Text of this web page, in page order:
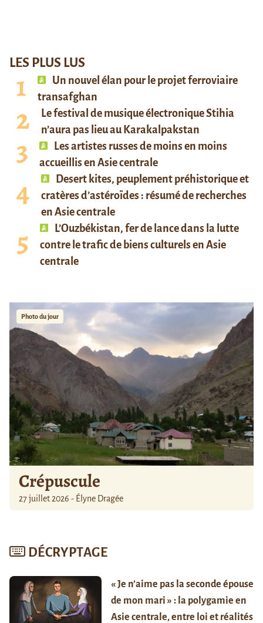
LES PLUS LUS
Un nouvel élan pour le projet ferroviaire
transafghan
Le festival de musique électronique Stihia
n’aura pas lieu au Karakalpakstan
Les artistes russes de moins en moins
accueillis en Asie centrale
Desert kites, peuplement préhistorique et
cratères d’astéroïdes : résumé de recherches
en Asie centrale
L’Ouzbékistan, fer de lance dans la lutte
contre le trafic de biens culturels en Asie
centrale
Photo du jour
Crépuscule
27 juillet 2026 - Élyne Dragée
DÉCRYPTAGE
« Je n’aime pas la seconde épouse
de mon mari » : la polygamie en
Asie centrale, entre loi et réalités